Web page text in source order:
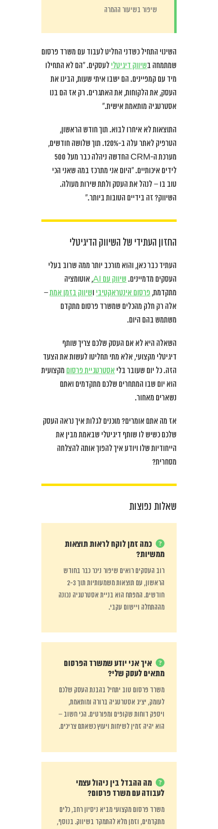
שיפור בשיעור ההמרה
השינוי התחיל כשדני החליט לעבוד עם משרד פרסום
שמתמחה בשיווק דיגיטלי לעסקים. “הם לא התחילו
מיד עם קמפיינים. הם ישבו איתי שעות, הבינו את
העסק, את הלקוחות, את האתגרים. רק אז הם בנו
אסטרטגיה מותאמת אישית.”
התוצאות לא איחרו לבוא. תוך חודש הראשון,
הטרפיק לאתר עלה ב-120%. תוך שלושה חודשים,
מערכת ה-CRM החדשה ניהלה כבר מעל 500
לידים איכותיים. “היום אני מתרכז במה שאני הכי
טוב בו – לנהל את העסק ולתת שירות מעולה.
השיווק? זה בידיים הטובות ביותר.”
החזון העתידי של השיווק הדיגיטלי
העתיד כבר כאן, והוא מורכב יותר ממה שרוב בעלי
העסקים מדמיינים. שיווק עם AI
, אוטומציה
מתקדמת, פרסום אינטראקטיבי ושיווק בזמן אמת–
אלה רק חלק מהכלים שמשרד פרסום מתקדם
משתמש בהם היום.
השאלה היא לא אם העסק שלכם צריך שותף
דיגיטלי מקצועי, אלא מתי תחליטו לעשות את הצעד
הזה. כל יום שעובר בלי אסטרטגיית פרסום מקצועית
הוא יום שבו המתחרים שלכם מתקדמים ואתם
נשארים מאחור.
אז מה אתם אומרים? מוכנים לגלות איך נראה העסק
שלכם כשיש לו שותף דיגיטלי שבאמת מבין את
הייחודיות שלו ויודע איך להפוך אותה להצלחה
מסחרית?
שאלות נפוצות
כמה זמן לוקח לראות תוצאות
ממשיות?
רוב העסקים רואים שיפור ניכר כבר בחודש
הראשון, עם תוצאות משמעותיות תוך 2-3
חודשים. המפתח הוא בניית אסטרטגיה נכונה
מההתחלה ויישום עקבי.
איך אני יודע שמשרד הפרסום
מתאים לעסק שלי?
משרד פרסום טוב יתחיל בהבנת העסק שלכם
לעומק, יציג אסטרטגיה ברורה ומותאמת,
ויספק דוחות שקופים ומפורטים. הכי חשוב –
הוא יהיה זמין לשיחות ויעוץ כשאתם צריכים.
מה ההבדל בין ניהול עצמי
לעבודה עם משרד פרסום?
משרד פרסום מקצועי מביא ניסיון רחב, כלים
מתקדמים, וזמן מלא להתמקד בשיווק. בנוסף,